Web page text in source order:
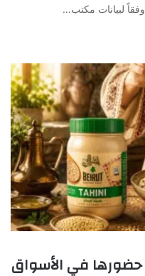
لبيانات مكتب…
حضورها في الأسواق